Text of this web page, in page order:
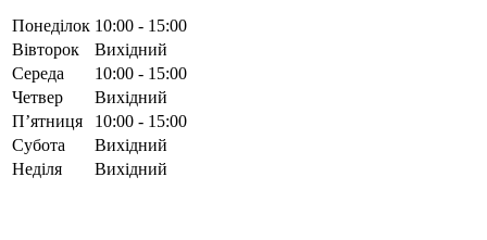
Понеділок 10:00 - 15:00
Вівторок
Вихідний
Середа
10:00 - 15:00
Четвер
Вихідний
Пʼятниця
10:00 - 15:00
Субота
Вихідний
Неділя
Вихідний